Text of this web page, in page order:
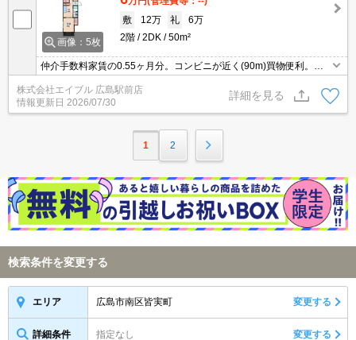
画像：5枚
敷
12万 礼
6万
2階
2DK 50m²
仲介手数料家賃の0.55ヶ月分。コンビニが近く(90m)買物便利。ス
ーパーが近く(190m)買物便利。ホームセンターへ120m。人気地域
です。
株式会社エイブル 広島駅前店
情報更新日 2026/07/30
詳細を見る
1 2
検索条件を変更する
エリア 広島市南区皆実町 変更する
詳細条件 指定なし 変更する